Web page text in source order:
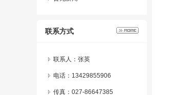
联系方式
联系人：张英
电话：13429855906
传真：027-86647385